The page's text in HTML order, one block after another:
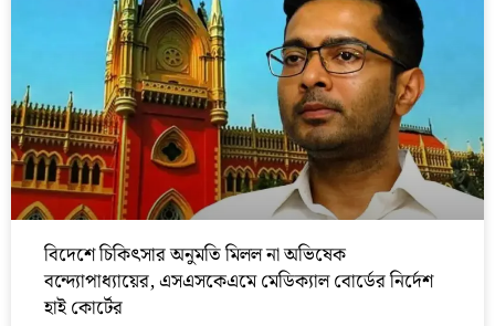
বিদেশে চিকিৎসার অনুমতি মিলল না অভিষেক
বন্দ্যোপাধ্যায়ের, এসএসকেএমে মেডিক্যাল বোর্ডের নির্দেশ
হাই কোর্টের